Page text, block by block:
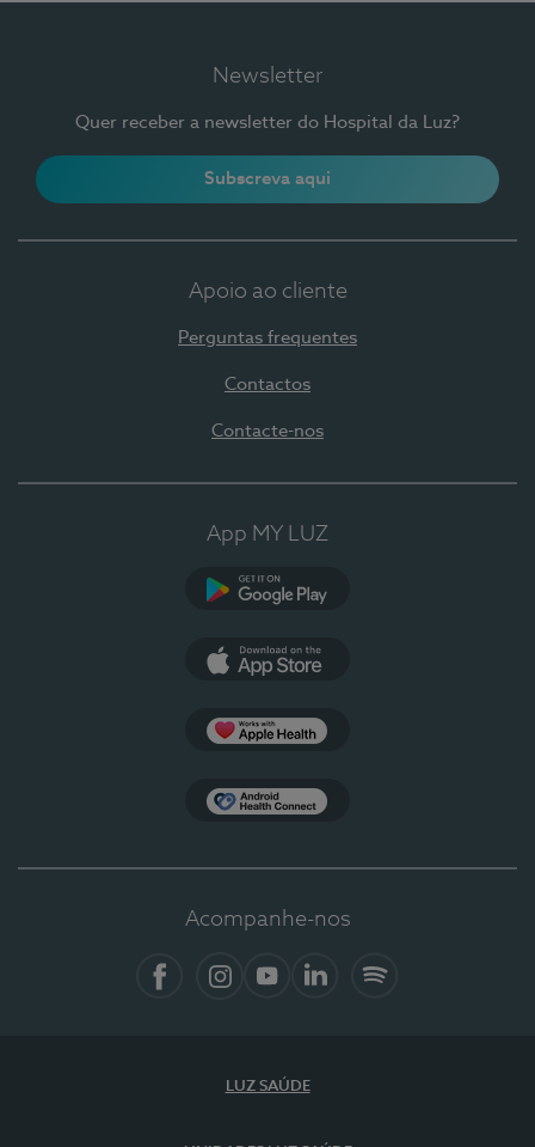
Newsletter
Quer receber a newsletter do Hospital da Luz?
Subscreva aqui
Apoio ao cliente
Perguntas frequentes
Contactos
Contacte-nos
App MY LUZ
Acompanhe-nos
LUZ SAÚDE